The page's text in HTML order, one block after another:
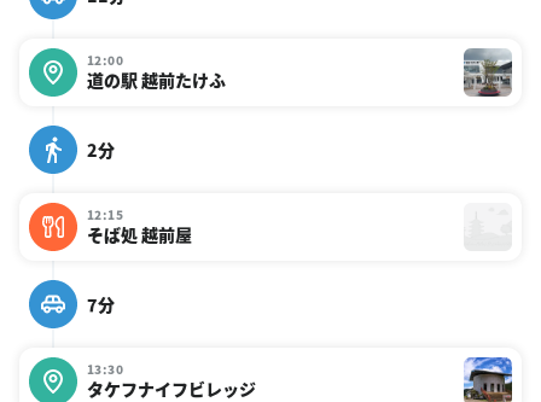
12:00
道の駅 越前たけふ
2分
12:15
そば処 越前屋
7分
13:30
タケフナイフビレッジ